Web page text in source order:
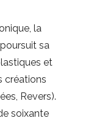
la
sa
et
créations
Revers).
soixante